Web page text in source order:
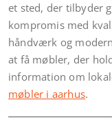
et sted, der tilbyder
kompromis med
håndværk og
at få møbler, der
information om
møbler i aarhus.